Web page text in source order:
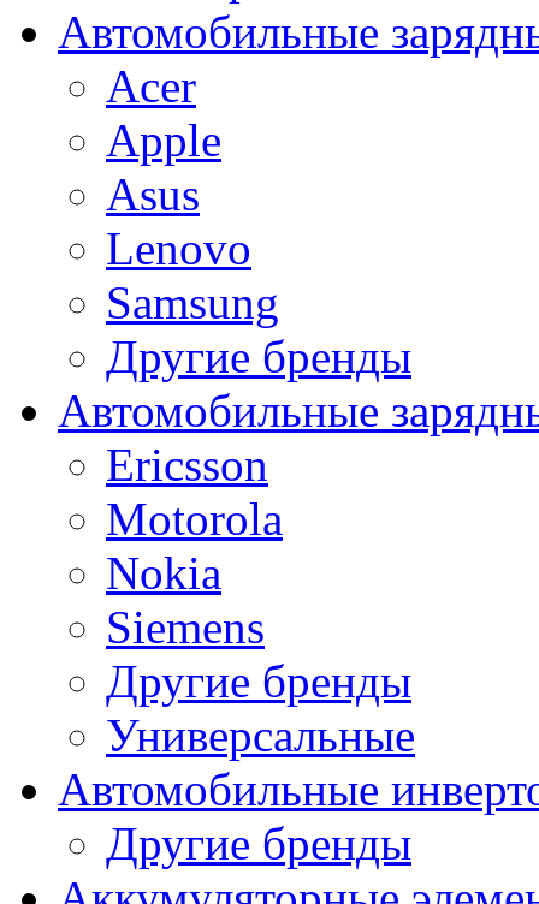
Автомобильные
Acer
Apple
Asus
Lenovo
Samsung
Другие бренды
Автомобильные
Ericsson
Motorola
Nokia
Siemens
Другие бренды
Универсальные
Автомобильные
Другие бренды